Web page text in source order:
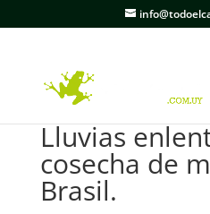
Lluvias
cosecha de
Brasil.